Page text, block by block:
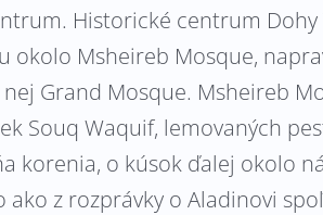
Historické centrum
Msheireb Mosque,
Grand Mosque. Msheireb
Souq Waquif, lemovaných
o kúsok ďalej okolo
z rozprávky o Aladinovi